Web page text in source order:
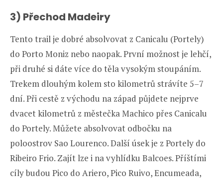
3) Přechod Madeiry
Tento trail je dobré absolvovat z Canicalu (Portely)
do Porto Moniz nebo naopak. První možnost je lehčí,
při druhé si dáte více do těla vysokým stoupáním.
Trekem dlouhým kolem sto kilometrů strávíte 5–7
dní. Při cestě z východu na západ půjdete nejprve
dvacet kilometrů z městečka Machico přes Canicalu
do Portely. Můžete absolvovat odbočku na
poloostrov Sao Lourenco. Další úsek je z Portely do
Ribeiro Frio. Zajít lze i na vyhlídku Balcoes. Příštími
cíly budou Pico do Ariero, Pico Ruivo, Encumeada,